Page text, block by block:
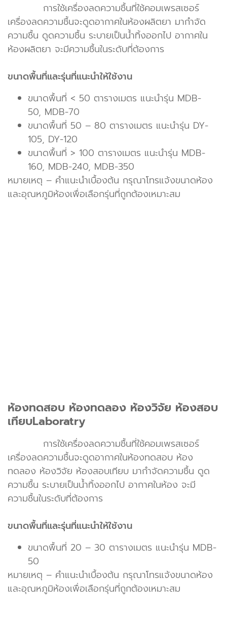
การใช้เครื่องลดความชื้นที่ใช้คอมเพรสเซอร์
เครื่องลดความชื้นจะดูดอากาศในห้องผลิตยา มากำจัด
ความชื้น ดูดความชื้น ระบายเป็นน้ำทิ้งออกไป อากาศใน
ห้องผลิตยา จะมีความชื้นในระดับที่ต้องการ
ขนาดพื้นที่และรุ่นที่แนะนำให้ใช้งาน
ขนาดพื้นที่ < 50 ตารางเมตร แนะนำรุ่น MDB-
50, MDB-70
ขนาดพื้นที่ 50 – 80 ตารางเมตร แนะนำรุ่น DY-
105, DY-120
ขนาดพื้นที่ > 100 ตารางเมตร แนะนำรุ่น MDB-
160, MDB-240, MDB-350
หมายเหตุ – คำแนะนำเบื้องต้น กรุณาโทรแจ้งขนาดห้อง
และอุณหภูมิห้องเพื่อเลือกรุ่นที่ถูกต้องเหมาะสม
ห้องทดสอบ ห้องทดลอง ห้องวิจัย ห้องสอบ
เทียบLaboratry
การใช้เครื่องลดความชื้นที่ใช้คอมเพรสเซอร์
เครื่องลดความชื้นจะดูดอากาศในห้องทดสอบ ห้อง
ทดลอง ห้องวิจัย ห้องสอบเทียบ มากำจัดความชื้น ดูด
ความชื้น ระบายเป็นน้ำทิ้งออกไป อากาศในห้อง จะมี
ความชื้นในระดับที่ต้องการ
ขนาดพื้นที่และรุ่นที่แนะนำให้ใช้งาน
ขนาดพื้นที่ 20 – 30 ตารางเมตร แนะนำรุ่น MDB-
50
หมายเหตุ – คำแนะนำเบื้องต้น กรุณาโทรแจ้งขนาดห้อง
และอุณหภูมิห้องเพื่อเลือกรุ่นที่ถูกต้องเหมาะสม